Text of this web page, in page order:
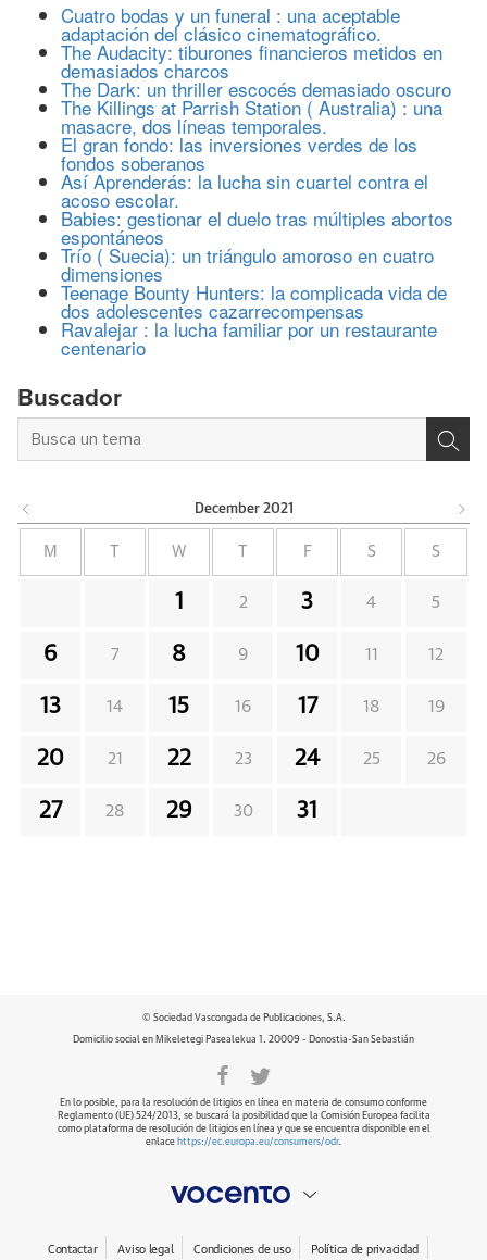
Cuatro bodas y un funeral : una aceptable
adaptación del clásico cinematográfico.
The Audacity: tiburones financieros metidos en
demasiados charcos
The Dark: un thriller escocés demasiado oscuro
The Killings at Parrish Station ( Australia) : una
masacre, dos líneas temporales.
El gran fondo: las inversiones verdes de los
fondos soberanos
Así Aprenderás: la lucha sin cuartel contra el
acoso escolar.
Babies: gestionar el duelo tras múltiples abortos
espontáneos
Trío ( Suecia): un triángulo amoroso en cuatro
dimensiones
Teenage Bounty Hunters: la complicada vida de
dos adolescentes cazarrecompensas
Ravalejar : la lucha familiar por un restaurante
centenario
Buscador
December 2021
M W F S S
1 2 3 4 5
6 7 8 9 10 11 12
13 14 15 16 17 18 19
20 21 22 23 24 25 26
27 28 29 30 31
© Sociedad Vascongada de Publicaciones, S.A.
Domicilio social en Mikeletegi Pasealekua 1. 20009 - Donostia-San Sebastián
En lo posible, para la resolución de litigios en línea en materia de consumo conforme
Reglamento (UE) 524/2013, se buscará la posibilidad que la Comisión Europea facilita
como plataforma de resolución de litigios en línea y que se encuentra disponible en el
enlace https://ec.europa.eu/consumers/odr.
Contactar Aviso legal Condiciones de uso Política de privacidad